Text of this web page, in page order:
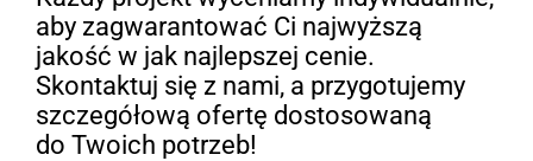
aby zagwarantować Ci najwyższą
jakość w jak najlepszej cenie.
Skontaktuj się z nami, a przygotujemy
szczegółową ofertę dostosowaną
do Twoich potrzeb!